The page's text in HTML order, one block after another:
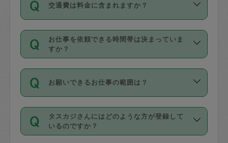
を行う際にご入力ください。プロフィー
ル登録時にはご入力いただかなくても大
丈夫です。
デビットカード・プリペイドカード（Vプ
リカ、au WALLETなど）は支払にはご利
銀行振込や現金払いも対応していませ
なお、タスカジさんの交通費も、依頼料
金のご請求と合わせてお支払いとなりま
隔週）」があり、「定期」の依頼は「ス
ポット」よりお得な料金でご利用できま
す。
定期の最低利用回数は設けていない代わ
りに、一定数を超えたキャンセルは有償
（例：毎週定期の場合は３回以上のキャ
ンセルが有償（1200円、隔週定期の場合
は２回以上のキャンセルが有償（1200
交通費は料金に含まれますか？
交通費は依頼料金とは別途発生し、依頼
料金のご請求と合わせてお支払いとなり
ます。交通費の金額は「依頼の詳細」に
お仕事を依頼できる時間帯は決まっていま
すか？
時間帯は3種類あります。いずれも１回あ
たり３時間です。
・ＡＭ ９時～１２時
・ＰＭ １３時～１６時
・夜 １８時～２１時
お願いできるお仕事の範囲は？
掃除、整理収納、洗濯、買い物、料理、
作り置きです。タスカジさんによってで
きる仕事の範囲が異なりますので、依頼
タスカジさんにはどのような方が登録して
いるのですか？